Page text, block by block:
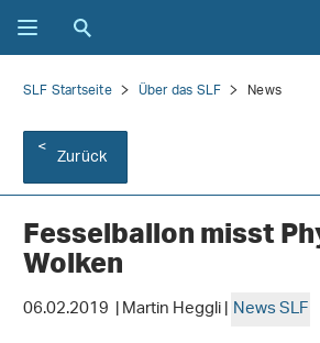
SLF Startseite Über das SLF News
Zurück
Fesselballon misst
Wolken
06.02.2019 | Martin Heggli |News SLF